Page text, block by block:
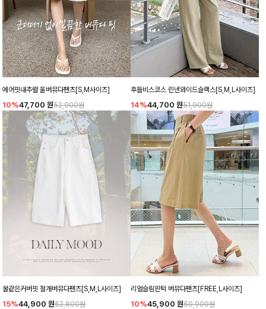
에어핏내추럴 울버뮤다팬츠[S,M사이즈]
10%47,700 원52,900원
후들비스코스 린넨와이드슬랙스[S,M,L사이즈]
14%44,700 원51,900원
꿀같은커버핏 절개버뮤다팬츠[S,M,L사이즈]
15%44,900 원52,800원
리얼슬림핀턱 버뮤다팬츠[FREE,L사이즈]
10%45,900 원50,900원